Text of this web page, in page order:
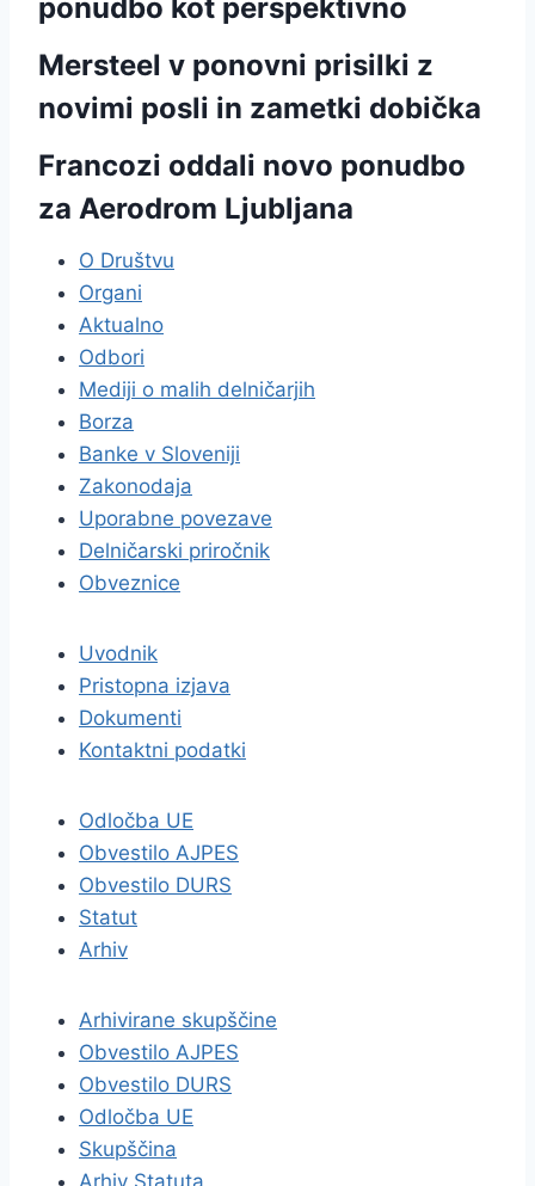
ponudbo kot perspektivno
Mersteel v ponovni prisilki z
novimi posli in zametki dobička
Francozi oddali novo ponudbo
za Aerodrom Ljubljana
O Društvu
Organi
Aktualno
Odbori
Mediji o malih delničarjih
Borza
Banke v Sloveniji
Zakonodaja
Uporabne povezave
Delničarski priročnik
Obveznice
Uvodnik
Pristopna izjava
Dokumenti
Kontaktni podatki
Odločba UE
Obvestilo AJPES
Obvestilo DURS
Statut
Arhiv
Arhivirane skupščine
Obvestilo AJPES
Obvestilo DURS
Odločba UE
Skupščina
Arhiv Statuta